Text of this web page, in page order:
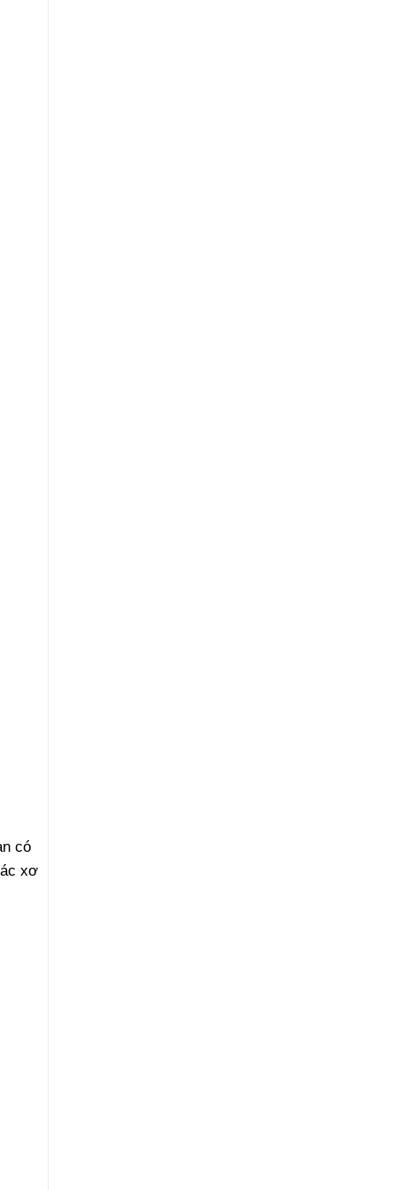
có
xơ